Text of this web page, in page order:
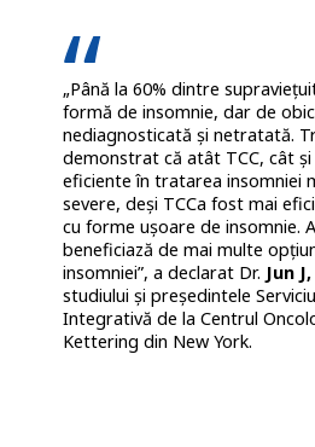
„Până la 60% dintre
formă de insomnie, dar de
nediagnosticată și netratată.
demonstrat că atât TCC, cât
eficiente în tratarea insomniei
severe, deși TCCa fost mai
cu forme ușoare de insomnie.
beneficiază de mai multe
insomniei”, a declarat Dr. Jun
studiului și președintele
Integrativă de la Centrul
Kettering din New York.